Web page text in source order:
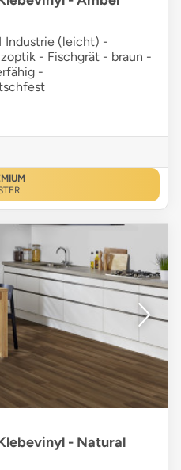
Industrie (leicht) -
- Fischgrät - braun -
-
- Natural